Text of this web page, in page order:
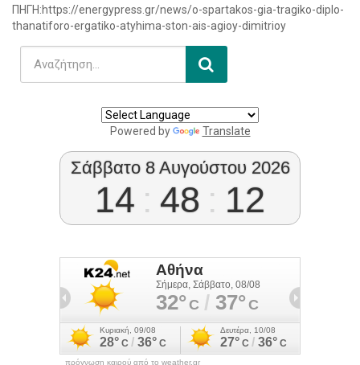
ΠΗΓΗ:https://energypress.gr/news/o-spartakos-gia-tragiko-diplo-
thanatiforo-ergatiko-atyhima-ston-ais-agioy-dimitrioy
Powered by Translate
Σάββατο 8 Αυγούστου 2026
14 : 48 : 12
πρόγνωση καιρού από το weather.gr